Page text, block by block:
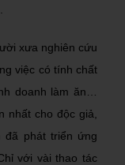
xưa nghiên cứu
việc có tính chất
doanh làm ăn…
nhất cho độc giả,
đã phát triển ứng
với vài thao tác